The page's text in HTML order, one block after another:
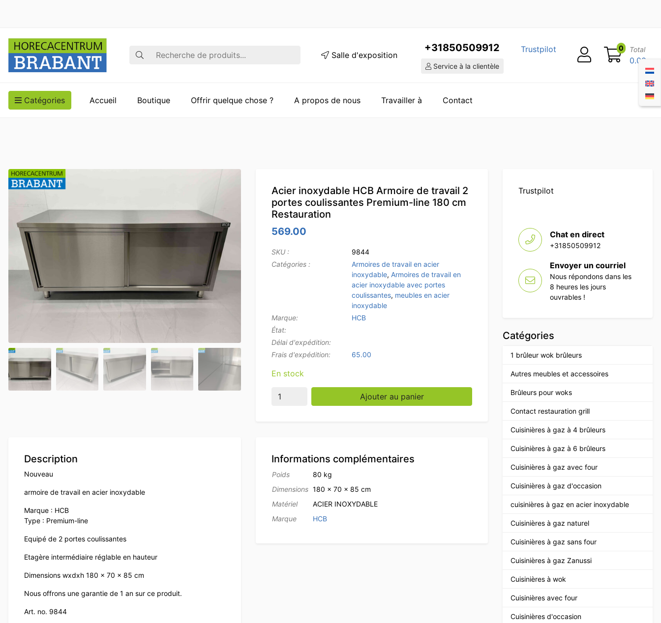
Recherche Salle d'exposition
+31850509912
Service à la clientèle
Trustpilot 0 Total
0.00
Catégories Accueil Boutique Offrir quelque chose ? A propos de nous Travailler à Contact
Acier inoxydable HCB Armoire de travail 2
portes coulissantes Premium-line 180 cm
Restauration
569.00
SKU :
9844
Catégories :
Armoires de travail en acier
inoxydable, Armoires de travail en
acier inoxydable avec portes
coulissantes, meubles en acier
inoxydable
Marque:
HCB
État:
Délai d'expédition:
Frais d'expédition:
65.00
En stock
quantité de Acier inoxydable HCB Armoire de travail 2 portes coulissantes Premium-line 180 cm
Ajouter au panier
Description
Nouveau
armoire de travail en acier inoxydable
Marque : HCB
Type : Premium-line
Equipé de 2 portes coulissantes
Etagère intermédiaire réglable en hauteur
Dimensions wxdxh 180 x 70 x 85 cm
Nous offrons une garantie de 1 an sur ce produit.
Art. no. 9844
Informations complémentaires
Poids
80 kg
Dimensions 180 × 70 × 85 cm
Matériel
ACIER INOXYDABLE
Marque
HCB
Trustpilot
Chat en direct
+31850509912
Envoyer un courriel
Nous répondons dans les
8 heures les jours
ouvrables !
Catégories
1 brûleur wok brûleurs
Autres meubles et accessoires
Brûleurs pour woks
Contact restauration grill
Cuisinières à gaz à 4 brûleurs
Cuisinières à gaz à 6 brûleurs
Cuisinières à gaz avec four
Cuisinières à gaz d'occasion
cuisinières à gaz en acier inoxydable
Cuisinières à gaz naturel
Cuisinières à gaz sans four
Cuisinières à gaz Zanussi
Cuisinières à wok
Cuisinières avec four
Cuisinières d'occasion